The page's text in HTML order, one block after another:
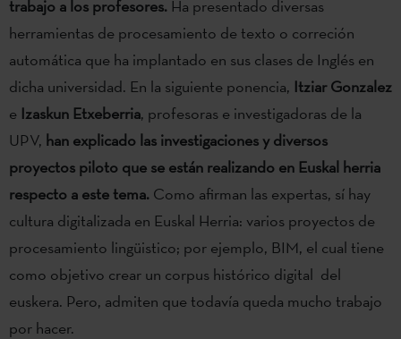
trabajo a los profesores. Ha presentado diversas
herramientas de procesamiento de texto o correción
automática que ha implantado en sus clases de Inglés en
dicha universidad. En la siguiente ponencia, Itziar Gonzalez
e Izaskun Etxeberria, profesoras e investigadoras de la
UPV, han explicado las investigaciones y diversos
proyectos piloto que se están realizando en Euskal herria
respecto a este tema. Como afirman las expertas, sí hay
cultura digitalizada en Euskal Herria: varios proyectos de
procesamiento lingüistico; por ejemplo, BIM, el cual tiene
como objetivo crear un corpus histórico digital del
euskera. Pero, admiten que todavía queda mucho trabajo
por hacer.